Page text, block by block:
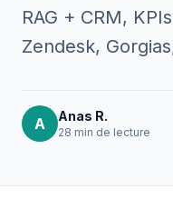
RAG + CRM,
Zendesk,
A Anas R.
28 min de lecture